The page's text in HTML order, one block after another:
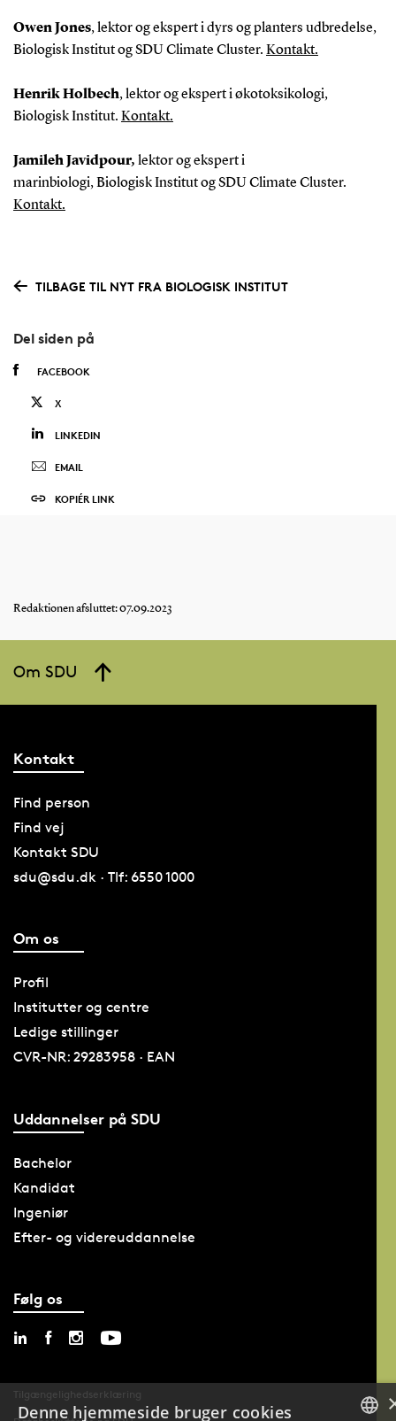
Owen Jones, lektor og ekspert i dyrs og planters udbredelse,
Biologisk Institut og SDU Climate Cluster. Kontakt.
Henrik Holbech, lektor og ekspert i økotoksikologi,
Biologisk Institut. Kontakt.
Jamileh Javidpour, lektor og ekspert i
marinbiologi,Biologisk Institut og SDU Climate Cluster.
Kontakt.
TILBAGE TIL NYT FRA BIOLOGISK INSTITUT
Del siden på
FACEBOOK
X
LINKEDIN
EMAIL
KOPIÉR LINK
Redaktionen afsluttet: 07.09.2023
Om SDU
Kontakt
Find person
Find vej
Kontakt SDU
sdu@sdu.dk · Tlf: 6550 1000
Om os
Profil
Institutter og centre
Ledige stillinger
CVR-NR: 29283958 · EAN
Uddannelser på SDU
Bachelor
Kandidat
Ingeniør
Efter- og videreuddannelse
Følg os
Tilgængelighedserklæring
Denne hjemmeside bruger cookies